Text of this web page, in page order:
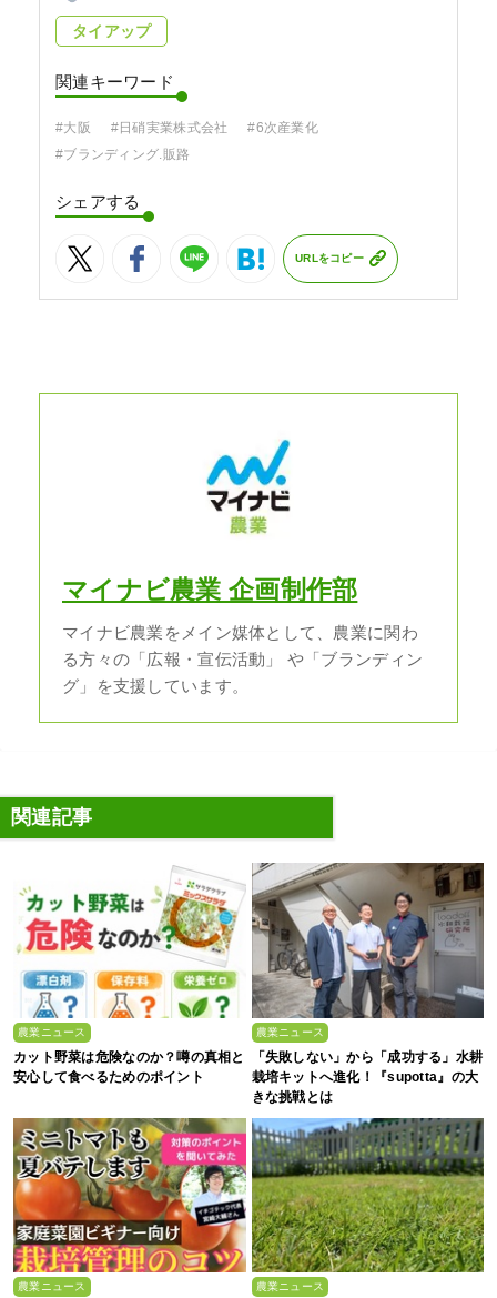
タイアップ
関連キーワード
#大阪 #日硝実業株式会社
#6次産業化
#ブランディング.販路
シェアする
URLをコピー
マイナビ農業 企画制作部
マイナビ農業をメイン媒体として、農業に関わ
る方々の「広報・宣伝活動」 や「ブランディン
グ」を支援しています。
関連記事
農業ニュース
カット野菜は危険なのか？噂の真相と
安心して食べるためのポイント
農業ニュース
「失敗しない」から「成功する」水耕
栽培キットへ進化！『supotta』の大
きな挑戦とは
農業ニュース 農業ニュース